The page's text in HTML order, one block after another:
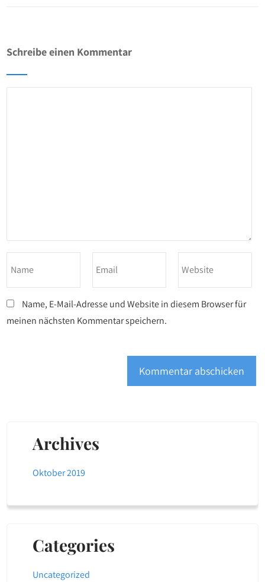
Schreibe einen Kommentar
Name, E-Mail-Adresse und Website in diesem Browser für
meinen nächsten Kommentar speichern.
Archives
Oktober 2019
Categories
Uncategorized